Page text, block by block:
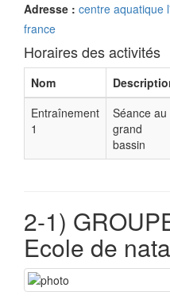
Adresse : centre aquatique
france
Horaires des activités
Nom
Entraînement
1
Séance au
grand
bassin
2-1)
Ecole de